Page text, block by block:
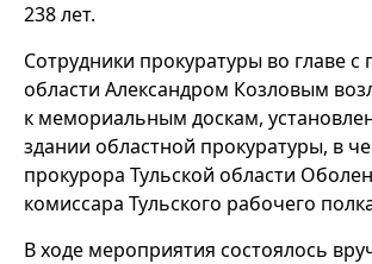
238 лет.
Сотрудники прокуратуры во главе
области Александром Козловым
к мемориальным доскам,
здании областной прокуратуры, в
прокурора Тульской области
комиссара Тульского рабочего
В ходе мероприятия состоялось